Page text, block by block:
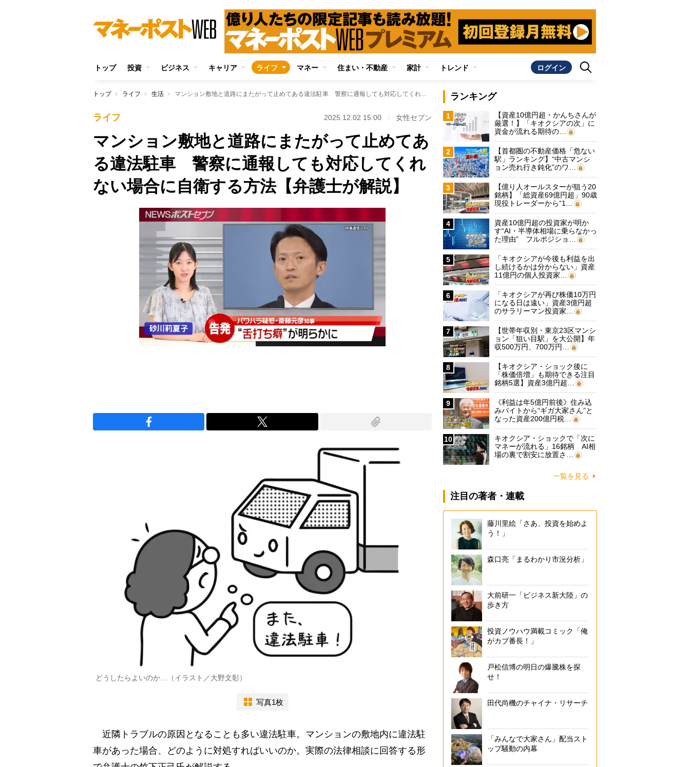
トップ 投資 ビジネス キャリア ライフ マネー 住まい・不動産 家計 トレンド ログイン
トップ ライフ 生活 マンション敷地と道路にまたがって止めてある違法駐車 警察に通報しても対応してくれない場合に自衛する方法【弁護士が解説】
ライフ 2025.12.02 15:00 女性セブン
マンション敷地と道路にまたがって止めてあ
る違法駐車 警察に通報しても対応してくれ
ない場合に自衛する方法【弁護士が解説】
どうしたらよいのか…（イラスト／大野文彰）
写真1枚
近隣トラブルの原因となることも多い違法駐車。マンションの敷地内に違法駐
車があった場合、どのように対処すればいいのか。実際の法律相談に回答する形
ランキング
1
【資産10億円超・かんちさんが
厳選！】「キオクシアの次」に
資金が流れる期待の…
2
【首都圏の不動産価格「危ない
駅」ランキング】“中古マンシ
ョン売れ行き鈍化”のワ…
3
【億り人オールスターが狙う20
銘柄】「総資産69億円超」90歳
現役トレーダーから“1…
4
資産10億円超の投資家が明か
す“AI・半導体相場に乗らなかっ
た理由” フルポジショ…
5
「キオクシアが今後も利益を出
し続けるかは分からない」資産
11億円の個人投資家…
6
「キオクシアが再び株価10万円
になる日は遠い」資産3億円超
のサラリーマン投資家…
7
【世帯年収別・東京23区マンシ
ョン「狙い目駅」を大公開】年
収500万円、700万円…
8
【キオクシア・ショック後に
「株価倍増」も期待できる注目
銘柄5選】資産3億円超…
9
《利益は年5億円前後》住み込
みバイトから“ギガ大家さん”と
なった資産200億円税…
10
キオクシア・ショックで「次に
マネーが流れる」16銘柄 AI相
場の裏で割安に放置さ…
一覧を見る
注目の著者・連載
藤川里絵「さあ、投資を始めよ
う！」
森口亮「まるわかり市況分析」
大前研一「ビジネス新大陸」の
歩き方
投資ノウハウ満載コミック「俺
がカブ番長！」
戸松信博の明日の爆騰株を探
せ！
田代尚機のチャイナ・リサーチ
「みんなで大家さん」配当スト
ップ騒動の内幕